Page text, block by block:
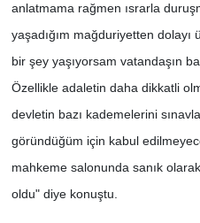
anlatmama rağmen ısrarla
yaşadığım mağduriyetten
bir şey yaşıyorsam vatandaşın
Özellikle adaletin daha dikkatli
devletin bazı kademelerini
göründüğüm için kabul
mahkeme salonunda sanık
oldu" diye konuştu.